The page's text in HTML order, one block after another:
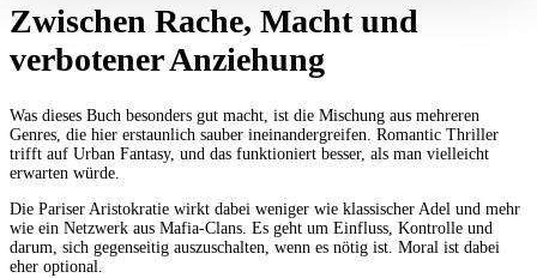
Zwischen Rache, Macht und
verbotener Anziehung
Was dieses Buch besonders gut macht, ist die Mischung aus mehreren
Genres, die hier erstaunlich sauber ineinandergreifen. Romantic Thriller
trifft auf Urban Fantasy, und das funktioniert besser, als man vielleicht
erwarten würde.
Die Pariser Aristokratie wirkt dabei weniger wie klassischer Adel und mehr
wie ein Netzwerk aus Mafia-Clans. Es geht um Einfluss, Kontrolle und
darum, sich gegenseitig auszuschalten, wenn es nötig ist. Moral ist dabei
eher optional.